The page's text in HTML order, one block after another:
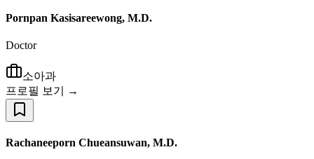
Pornpan Kasisareewong, M.D.
Doctor
소아과
프로필 보기 →
Rachaneeporn Chueansuwan, M.D.